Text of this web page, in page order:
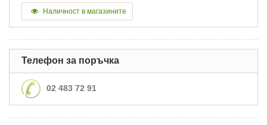
Наличност в магазините
Телефон за поръчка
02 483 72 91